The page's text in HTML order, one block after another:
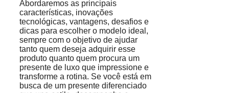
Abordaremos as principais
características, inovações
tecnológicas, vantagens, desafios e
dicas para escolher o modelo ideal,
sempre com o objetivo de ajudar
tanto quem deseja adquirir esse
produto quanto quem procura um
presente de luxo que impressione e
transforme a rotina. Se você está em
busca de um presente diferenciado